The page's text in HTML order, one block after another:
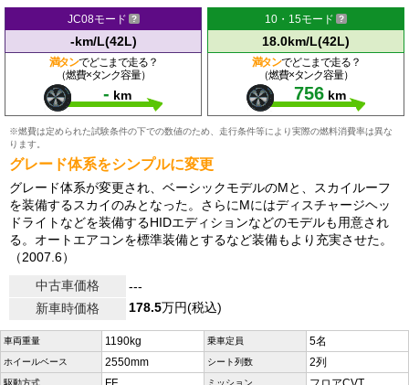
JC08モード
-km/L(42L)
満タンでどこまで走る？
（燃費×タンク容量）
- km
10・15モード
18.0km/L(42L)
満タンでどこまで走る？
（燃費×タンク容量）
756 km
※燃費は定められた試験条件の下での数値のため、走行条件等により実際の燃料消費率は異な
ります。
グレード体系をシンプルに変更
グレード体系が変更され、ベーシックモデルのMと、スカイルーフ
を装備するスカイのみとなった。さらにMにはディスチャージヘッ
ドライトなどを装備するHIDエディションなどのモデルも用意され
る。オートエアコンを標準装備とするなど装備もより充実させた。
（2007.6）
中古車価格
---
新車時価格
178.5万円(税込)
車両重量 1190kg 乗車定員 5名
ホイールベース 2550mm シート列数 2列
駆動方式 ミッション